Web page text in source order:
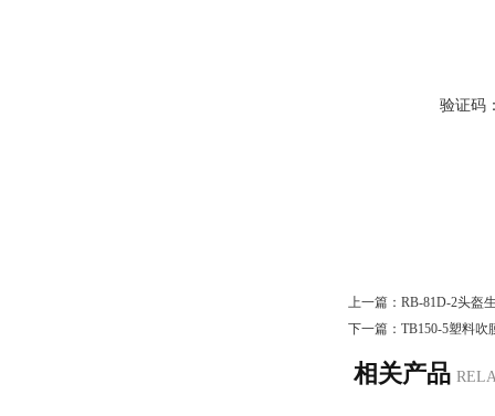
验证码
上一篇： RB-81D-2头盔
下一篇： TB150-5塑料吹
相关产品